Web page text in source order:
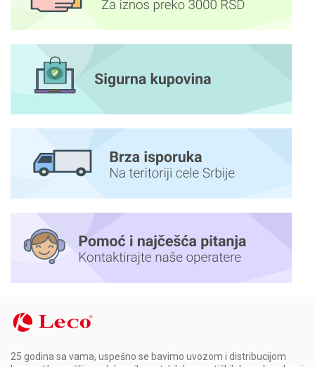
25 godina sa vama, uspešno se bavimo uvozom i distribucijom